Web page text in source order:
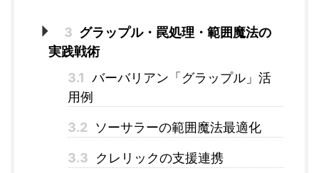
3 グラップル・罠処理・範囲魔法の
実践戦術
3.1 バーバリアン「グラップル」活
用例
3.2 ソーサラーの範囲魔法最適化
3.3 クレリックの支援連携